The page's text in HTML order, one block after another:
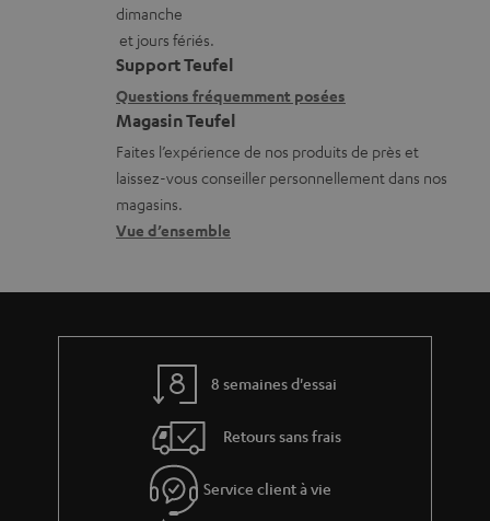
l
é
c
h
a
r
g
a
a
t
i
o
n
s
r
l
a
i
l
s
c
o
n
a
dimanche
et jours fériés.
Support Teufel
Questions fréquemment posées
Magasin Teufel
Faites l’expérience de nos produits de près et
laissez-vous conseiller personnellement dans nos
magasins.
Vue d’ensemble
8 semaines d'essai
Retours sans frais
Service client à vie